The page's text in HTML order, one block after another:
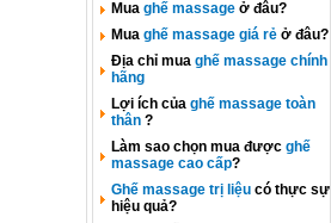
Mua ghế massage ở đâu?
Mua ghế massage giá rẻ ở đâu?
Địa chỉ mua ghế massage chính
hãng
Lợi ích của ghế massage toàn
thân ?
Làm sao chọn mua được ghế
massage cao cấp?
Ghế massage trị liệu có thực sự
hiệu quả?